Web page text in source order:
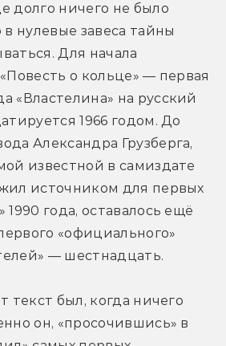
долго ничего не было
в нулевые завеса тайны
Для начала
о кольце» — первая
«Властелина» на русский
1966 годом. До
Александра Грузберга,
известной в самиздате
источником для первых
1990 года, оставалось ещё
«официального»
— шестнадцать.
текст был, когда ничего
он, «просочившись» в